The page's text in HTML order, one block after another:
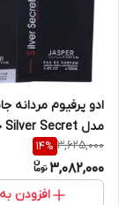
ادو پرفیوم مردانه
میلی لیتر
3,625,000
14%
3,082,000
افزودن